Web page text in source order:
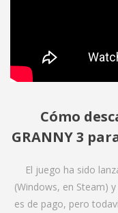
Cómo
GRANNY 3
El juego ha sido
(Windows, en Steam)
es de pago, pero